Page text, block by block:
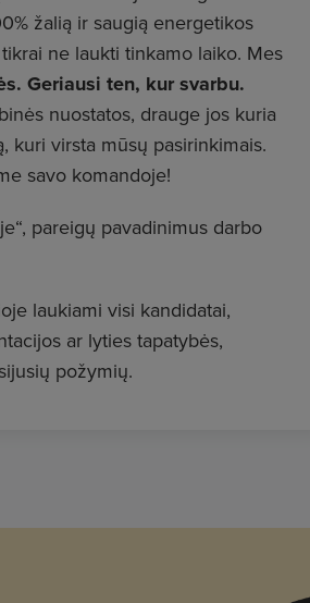
žalią ir saugią energetikos
ne laukti tinkamo laiko. Mes
Geriausi ten, kur svarbu.
nuostatos, drauge jos kuria
kuri virsta mūsų pasirinkimais.
savo komandoje!
pareigų pavadinimus darbo
laukiami visi kandidatai,
ar lyties tapatybės,
požymių.